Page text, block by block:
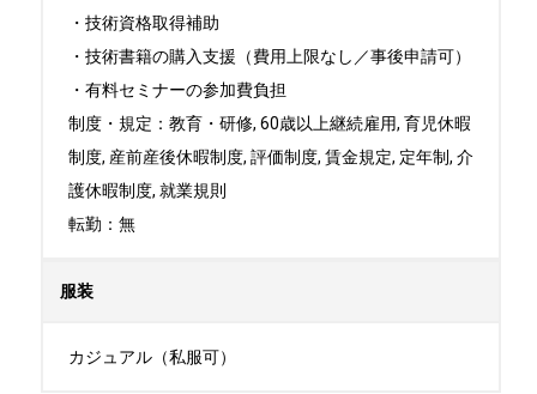
・技術資格取得補助
・技術書籍の購入支援（費用上限なし／事後申請可）
・有料セミナーの参加費負担
制度・規定：教育・研修, 60歳以上継続雇用, 育児休暇
制度, 産前産後休暇制度, 評価制度, 賃金規定, 定年制, 介
護休暇制度, 就業規則
転勤：無
服装
カジュアル（私服可）